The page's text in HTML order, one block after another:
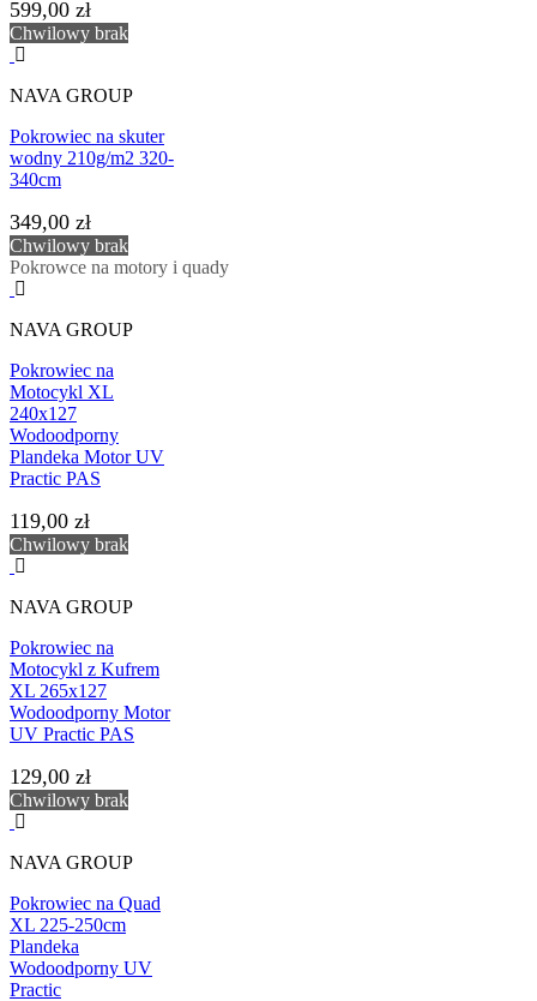
599,00 zł
Chwilowy brak
NAVA GROUP
Pokrowiec na skuter
wodny 210g/m2 320-
340cm
349,00 zł
Chwilowy brak
Pokrowce na motory i quady
NAVA GROUP
Pokrowiec na
Motocykl XL
240x127
Wodoodporny
Plandeka Motor UV
Practic PAS
119,00 zł
Chwilowy brak
NAVA GROUP
Pokrowiec na
Motocykl z Kufrem
XL 265x127
Wodoodporny Motor
UV Practic PAS
129,00 zł
Chwilowy brak
NAVA GROUP
Pokrowiec na Quad
XL 225-250cm
Plandeka
Wodoodporny UV
Practic